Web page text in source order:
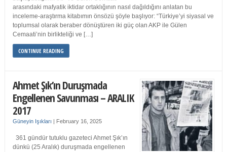
arasındaki mafyatik iktidar ortaklığının nasıl dağıldığını anlatan bu
inceleme-araştırma kitabımın önsözü şöyle başlıyor: “Türkiye’yi siyasal ve
toplumsal olarak beraber dönüştüren iki güç olan AKP ile Gülen
Cemaati’nin birlikteliği ve […]
CONTINUE READING
Ahmet Şık’ın Duruşmada
Engellenen Savunması – ARALIK
2017
Güneyin Işıkları | February 16, 2025
361 gündür tutuklu gazeteci Ahmet Şık’ın
dünkü (25 Aralık) duruşmada engellenen